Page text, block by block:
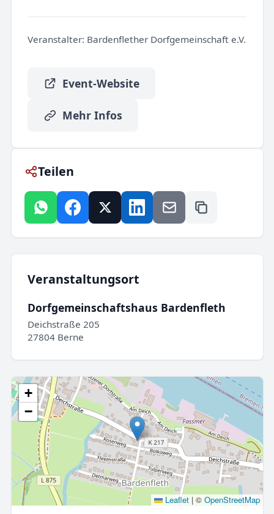
Veranstalter: Bardenflether Dorfgemeinschaft e.V.
Event-Website
Mehr Infos
Teilen
Veranstaltungsort
Dorfgemeinschaftshaus Bardenfleth
Deichstraße 205
27804 Berne
+
−
Leaflet |© OpenStreetMap